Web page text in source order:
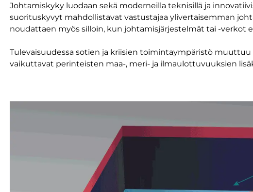
Johtamiskyky luodaan sekä moderneilla teknisillä ja
suorituskyvyt mahdollistavat vastustajaa ylivertaisemman
noudattaen myös silloin, kun johtamisjärjestelmät tai -verkot
Tulevaisuudessa sotien ja kriisien toimintaympäristö
vaikuttavat perinteisten maa-, meri- ja ilmaulottuvuuksien